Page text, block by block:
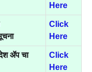
Here
Click
Here
ॲप चा
Click
Here